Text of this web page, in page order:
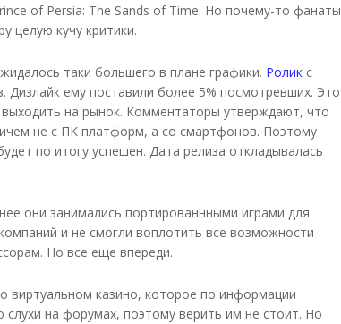
of Persia: The Sands of Time. Но почему-то фанаты
целую кучу критики.
таки большего в плане графики. Ролик с
Дизлайк ему поставили более 5% посмотревших. Это
на рынок. Комментаторы утверждают, что
не с ПК платформ, а со смартфонов. Поэтому
по итогу успешен. Дата релиза откладывалась
они занимались портированнными играми для
и не смогли воплотить все возможности
Но все еще впереди.
виртуальном казино, которое по информации
на форумах, поэтому верить им не стоит. Но